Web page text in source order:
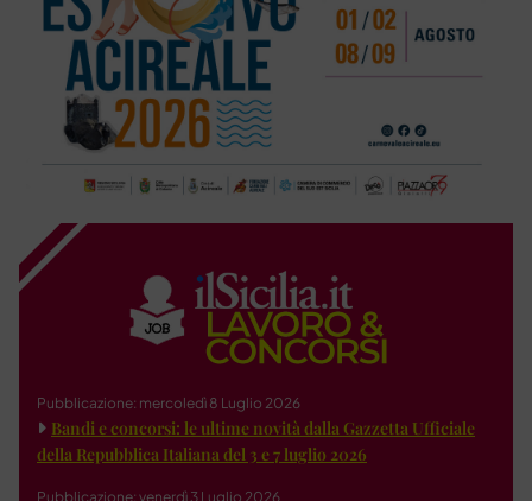
Pubblicazione: mercoledì 8 Luglio 2026
Bandi e concorsi: le ultime novità dalla Gazzetta Ufficiale
della Repubblica Italiana del 3 e 7 luglio 2026
Pubblicazione: venerdì 3 Luglio 2026